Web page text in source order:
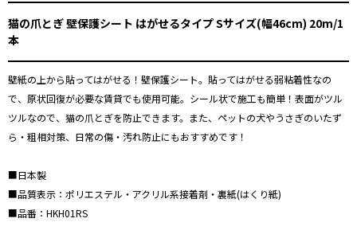
猫の爪とぎ 壁保護シート はがせるタイプ Sサイズ(幅46cm) 20m/1
本
壁紙の上から貼ってはがせる！壁保護シート。貼ってはがせる弱粘着性なの
で、原状回復が必要な賃貸でも使用可能。シール状で施工も簡単！表面がツル
ツルなので、猫の爪とぎを防止できます。また、ペットの犬やうさぎのいたず
ら・粗相対策、日常の傷・汚れ防止にもおすすめです！
■日本製
■品質表示：ポリエステル・アクリル系接着剤・裏紙(はくり紙)
■品番：HKH01RS